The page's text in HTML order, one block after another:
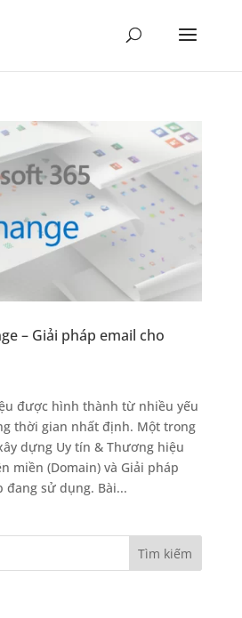
– Giải pháp email cho
được hình thành từ nhiều yếu
thời gian nhất định. Một trong
dựng Uy tín & Thương hiệu
miền (Domain) và Giải pháp
đang sử dụng. Bài...